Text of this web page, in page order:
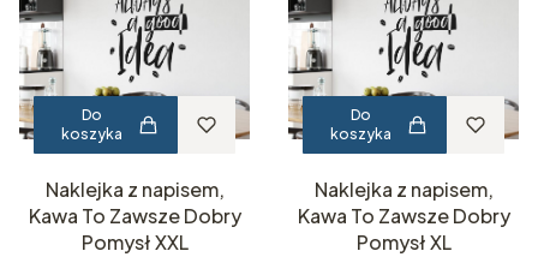
Do
koszyka
Naklejka z napisem,
Kawa To Zawsze Dobry
Pomysł XXL
Do
koszyka
Naklejka z napisem,
Kawa To Zawsze Dobry
Pomysł XL